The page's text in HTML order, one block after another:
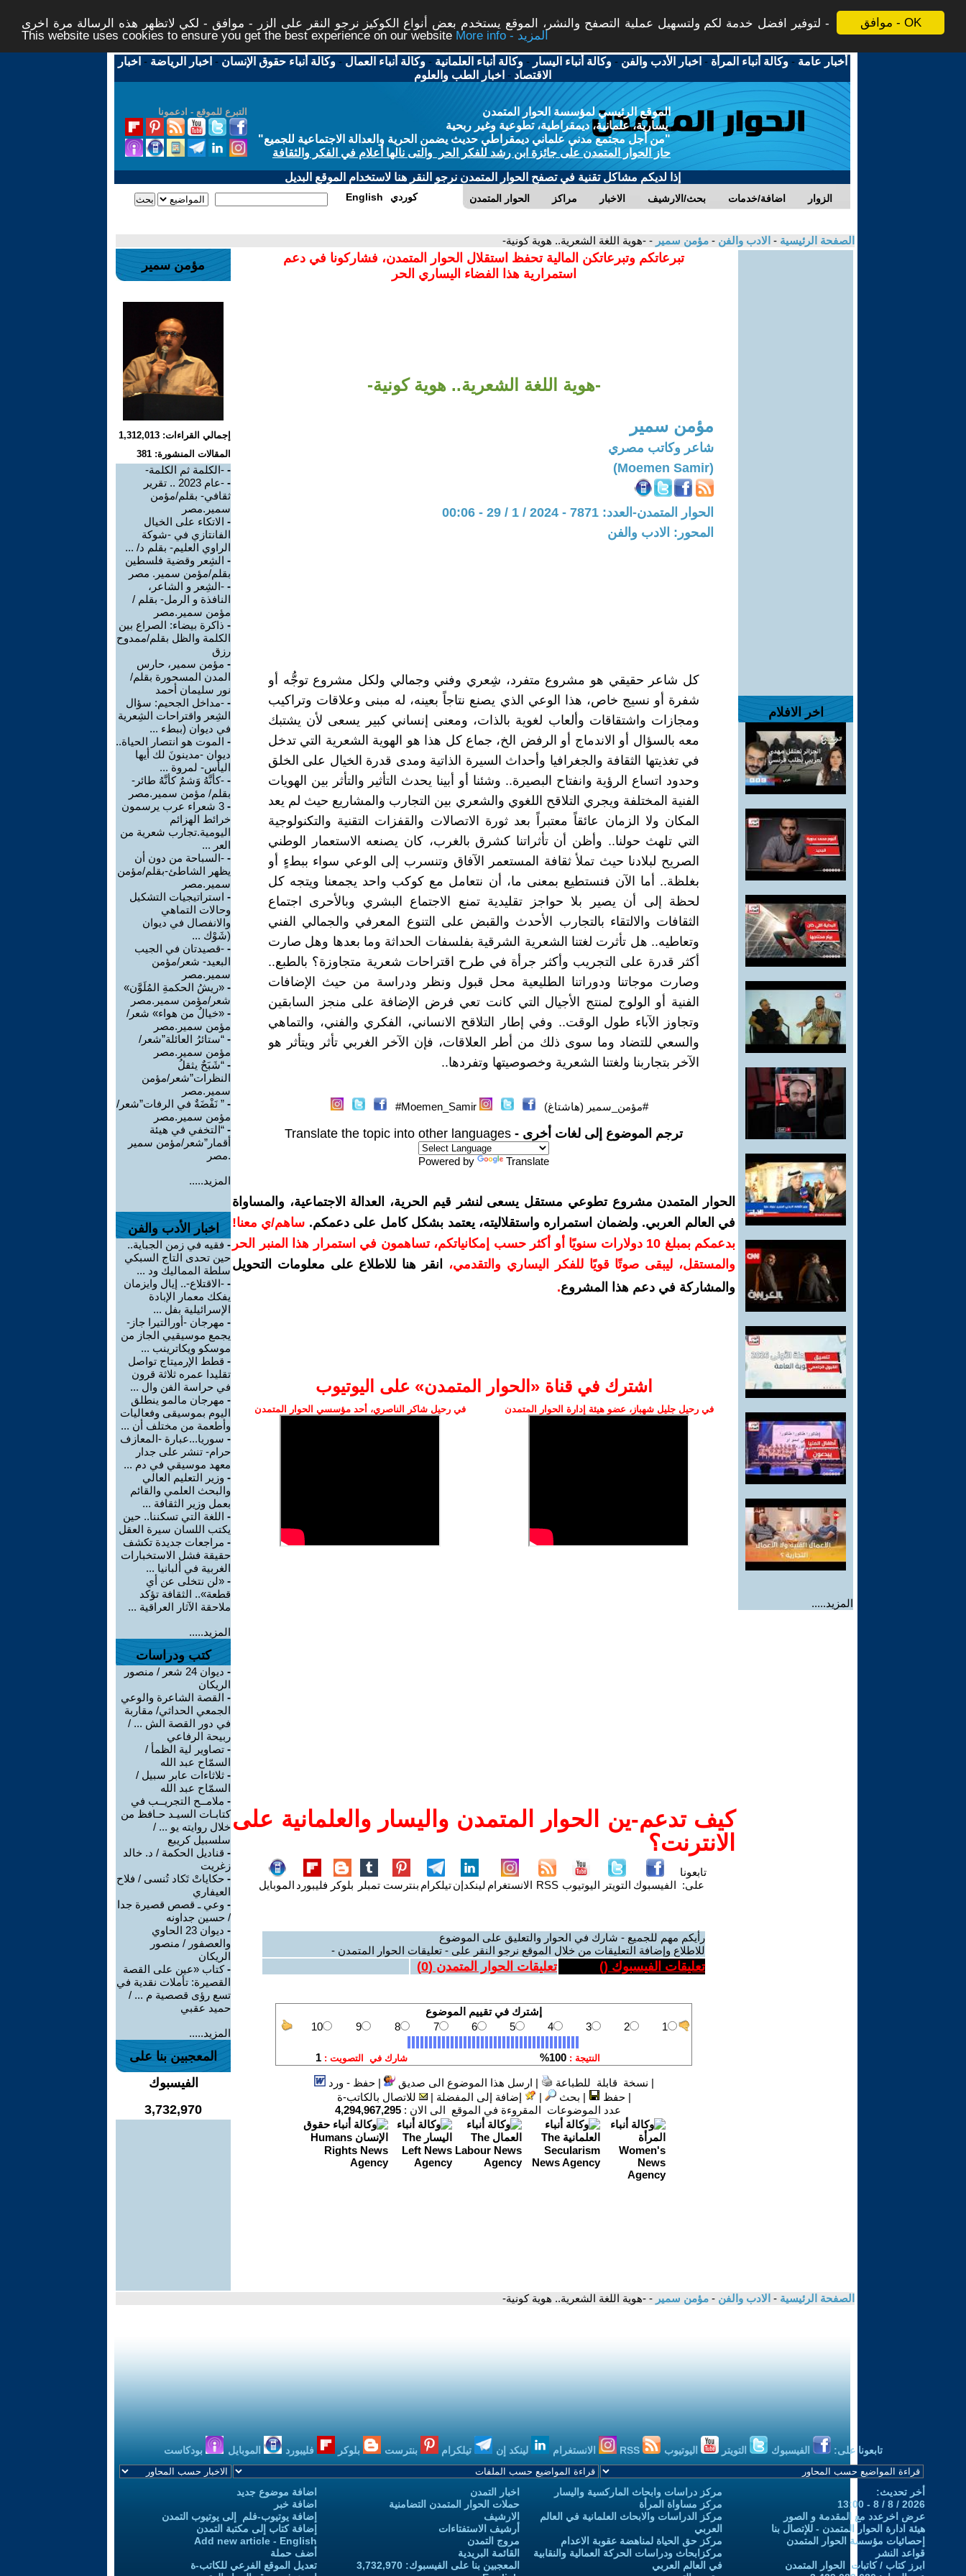
موافق - OK
لتوفير افضل خدمة لكم ولتسهيل عملية التصفح والنشر، الموقع يستخدم بعض أنواع الكوكيز نرجو النقر على الزر - موافق - لكي لاتظهر هذه الرسالة مرة اخرى -
This website uses cookies to ensure you get the best experience on our website
More info - المزيد
أخبار عامة -وكالة أنباء المرأة - اخبار الأدب والفن -وكالة أنباء اليسار -وكالة أنباء العلمانية -وكالة أنباء العمال -وكالة أنباء حقوق الإنسان - اخبار الرياضة - اخبار
الاقتصاد - اخبار الطب والعلوم
التبرع للموقع - ادعمونا
الموقع الرئيسي لمؤسسة الحوار المتمدن
يسارية، علمانية، ديمقراطية، تطوعية وغير ربحية
"من أجل مجتمع مدني علماني ديمقراطي حديث يضمن الحرية والعدالة الاجتماعية للجميع"
حاز الحوار المتمدن على جائزة ابن رشد للفكر الحر والتى نالها أعلام في الفكر والثقافة
إذا لديكم مشاكل تقنية في تصفح الحوار المتمدن نرجو النقر هنا لاستخدام الموقع البديل
الحوار المتمدن مراكز الاخبار بحث/الارشيف اضافة/خدمات الزوار English كوردي
الصفحة الرئيسية - الادب والفن - مؤمن سمير - -هوية اللغة الشعرية.. هوية كونية-
اخر الافلام
المزيد.....
تبرعاتكم وتبرعاتكن المالية تحفظ استقلال الحوار المتمدن، فشاركونا في دعم
استمرارية هذا الفضاء اليساري الحر
-هوية اللغة الشعرية.. هوية كونية-
مؤمن سمير
شاعر وكاتب مصري
(Moemen Samir)
الحوار المتمدن-العدد: 7871 - 2024 / 1 / 29 - 00:06
المحور: الادب والفن
كل شاعر حقيقي هو مشروع متفرد، شِعري وفني وجمالي ولكل مشروع توجُّه أو
شفرة أو نسيج خاص، هذا الوعي الذي يصنع نتاجاً بعينه، له مبنى وعلاقات وتراكيب
ومجازات واشتقاقات وألعاب لغوية بالذات، ومعنى إنساني كبير يسعى لأن يشتبك
معه بالسؤال أو الاندماج أو الرفض الخ، جماع كل هذا هو الهوية الشعرية التي تدخل
في تغذيتها الثقافة والجغرافيا وأحداث السيرة الذاتية ومدى قدرة الخيال على الخلق
وحدود اتساع الرؤية وانفتاح البصيرة.. وشئنا أو أبينا يحدث التأثير والتأثر بين الهويات
الفنية المختلفة ويجري التلاقح اللغوي والشعري بين التجارب والمشاريع حيث لم يعد
المكان ولا الزمان عائقاً معتبراً بعد ثورة الاتصالات والقفزات التقنية والتكنولوجية
التي تلهث حولنا.. وأظن أن تأثراتنا كشرق بالغرب، كان يصنعه الاستعمار الوطني
الصريح لبلادنا حيث تملأ ثقافة المستعمر الآفاق وتنسرب إلى الوعي سواء ببطءٍ أو
بغلظة.. أما الآن فنستطيع بمعنى ما، أن نتعامل مع كوكب واحد يجمعنا ويتجه كل
لحظة إلى أن يصير بلا حواجز تقليدية تمنع الاجتماع البشري وبالأحرى اجتماع
الثقافات والالتقاء بالتجارب الأحدث والقبض على التنوع المعرفي والجمالي الفني
وتعاطيه.. هل تأثرت لغتنا الشعرية الشرقية بفلسفات الحداثة وما بعدها وهل صارت
أكثر قدرة على التجريب وأكثر جرأة في طرح اقتراحات شعرية متجاوزة؟ بالطبع..
وصارت موجاتنا ودوراتنا الطليعية محل قبول ونظر ودراسة من حيث الإضافات
الفنية أو الولوج لمنتج الأجيال التي كانت تعي فرض الإضافة على منجز السابقين
وتجاوز الآباء طول الوقت.. وفي إطار التلاقح الانساني، الفكري والفني، والتماهي
والسعي للتضاد وما سوى ذلك من أطر العلاقات، فإن الآخر الغربي تأثر ويتأثر هو
الآخر بتجاربنا ولغتنا الشعرية وخصوصيتها وتفردها..
#مؤمن_سمير (هاشتاغ) Moemen_Samir#
ترجم الموضوع إلى لغات أخرى - Translate the topic into other languages
Powered by Translate
الحوار المتمدن مشروع تطوعي مستقل يسعى لنشر قيم الحرية، العدالة الاجتماعية، والمساواة
في العالم العربي. ولضمان استمراره واستقلاليته، يعتمد بشكل كامل على دعمكم. ساهم/ي معنا!
بدعمكم بمبلغ 10 دولارات سنويًا أو أكثر حسب إمكانياتكم، تساهمون في استمرار هذا المنبر الحر
والمستقل، ليبقى صوتًا قويًا للفكر اليساري والتقدمي،
انقر هنا للاطلاع على معلومات التحويل
والمشاركة في دعم هذا المشروع.
اشترك في قناة ‫«الحوار المتمدن» على اليوتيوب
في رحيل جليل شهباز، عضو هيئة إدارة الحوار المتمدن في رحيل شاكر الناصري، أحد مؤسسي الحوار المتمدن
كيف تدعم-ين الحوار المتمدن واليسار والعلمانية على
الانترنت؟
تابعونا
على: الفيسبوك التويتر اليوتيوب RSS الانستغرام لينكدإنتيلكرام بنترست تمبلر بلوكر فليبورد الموبايل
رأيكم مهم للجميع - شارك في الحوار والتعليق على الموضوع
للاطلاع وإضافة التعليقات من خلال الموقع نرجو النقر على - تعليقات الحوار المتمدن -
تعليقات الفيسبوك () تعليقات الحوار المتمدن (0
)
| نسخة قابلة للطباعة | ارسل هذا الموضوع الى صديق |حفظ - ورد
|حفظ | بحث | إضافة إلى المفضلة |
للاتصال بالكاتب-ة
عدد الموضوعات المقروءة في الموقع الى الان : 4,294,967,295
مؤمن سمير
إجمالي القراءات: 1,312,013
المقالات المنشورة: 381
- -الكلمة ثم الكلمة-
-
-عام 2023 .. تقرير
ثقافي- بقلم/مؤمن
سمير.مصر
- الاتكاء على الخيال
الفانتازي في -شوكة
الراوي العليم- بقلم د/ ...
- الشِعر وقضية فلسطين
بقلم/مؤمن سمير. مصر
- -الشِعر و الشاعر،
النافذة و الرمل- بقلم /
مؤمن سمير.مصر
- ذاكرة بيضاء: الصراع بين
الكلمة والظل بقلم/ممدوح
رزق
- مؤمن سمير، حارس
المدن المسحورة بقلم/
نور سليمان أحمد
- -مداخل الجحيم: سؤال
الشِعر واقتراحات الشِعرية
في ديوان (ببطء ...
- الموت هو انتصار الحياة..
ديوان -مدينونَ لك أيها
اليأس- لمروة ...
- -كأنَّهُ وَشمٌ كأنَّهُ طائر-
بقلم/ مؤمن سمير.مصر
-
3 شعراء عرب يرسمون
خرائط الهزائم
اليومية.تجارب شعرية من
العر ...
- -السباحة من دون أن
يظهر الشاطئ-بقلم/مؤمن
سمير.مصر
- استراتيجيات التشكيل
وحالات التماهي
والانفصال في ديوان
(شَوْك ...
- -قصيدتان في الجيب
البعيد- شعر/مؤمن
سمير.مصر
- «ريشُ الحكمةِ المُلَوَّن»
شعر/مؤمن سمير.مصر
- «خيالٌ من هواء» شعر/
مؤمن سمير.مصر
- “ستائرُ العائلة”شعر/
مؤمن سمير.مصر
- “شَبَحٌ يثقلُ
النظرات”شعر/مؤمن
سمير.مصر
- ” نَفْضَةٌ في الرفات”شعر/
مؤمن سمير.مصر
- “التخفي في هيئة
أقمار”شعر/مؤمن سمير
.مصر
المزيد.....
اخبار الأدب والفن
- فقيه في زمن الجباية..
حين تحدى التاج السبكي
سلطة المماليك ود ...
- -الاقتلاع-.. إيال وايزمان
يفكك معمار الإبادة
الإسرائيلية بفل ...
- مهرجان -أورالتيرا جاز-
يجمع موسيقيي الجاز من
موسكو ويكاترينب ...
- قطط الإرميتاج تواصل
تقليدا عمره ثلاثة قرون
في حراسة الفن وال ...
- مهرجان مالمو ينطلق
اليوم بموسيقى وفعاليات
وأطعمة من مختلف أن ...
- سوريا...عبارة -المعازف
حرام- تنشر على جدار
معهد موسيقي في دم ...
- وزير التعليم العالي
والبحث العلمي والقائم
بعمل وزير الثقافة ...
- اللغة التي تسكننا.. حين
يكتب اللسان سيرة العقل
- مراجعات جديدة تكشف
حقيقة فشل الاستخبارات
الغربية في ألبانيا ...
- «لن نتخلى عن أي
قطعة».. الثقافة تؤكد
ملاحقة الآثار العراقية ...
المزيد.....
كتب ودراسات
-
ديوان 24 شعر / منصور
الريكان
- القصة الشاعرة والوعي
الجمعي الحداثي/ مقاربة
في دور القصة الش ... /
ربيحة الرفاعي
- تصاوير لية الظمأ /
السمّاح عبد الله
- ثلاثاءات عابر سبيل /
السمّاح عبد الله
- ملامــح التجريــب في
كتابـات السيـد حـافظ من
خلال روايته يو ... /
سلسبيل كريبع
- قناديل الحكمة / د. خالد
زغريت
- حكاياتْ تَكاد تُنسى / فلاح
العيفاري
- وعي ـ قصص قصيرة جدا
/ حسين جداونه
-
ديوان 23 الحاوي
والعصفور / منصور
الريكان
-كتاب «عين على القصة
القصيرة: تأملات نقدية في
تسع رؤى قصصية م ... /
حميد عقبي
المزيد.....
المعجبين بنا على
الفيسبوك
3,732,970
الصفحة الرئيسية - الادب والفن - مؤمن سمير - -هوية اللغة الشعرية.. هوية كونية-
تابعونا على: الفيسبوك التويتر اليوتيوب الانستغرام لينكد إن تيلكرام بنترست بلوكر فليبورد الموبايل بودكاست
أخر تحديث:
2026 / 8 / 8 - 13:00
عرض اخرعدد مع المقدمة و الصور
هيئة ادارة الحوار المتمدن - للإتصال بنا
إحصائيات مؤسسة الحوار المتمدن
قواعد النشر
ابرز كتاب / كاتبات الحوار المتمدن
مركز دراسات وابحاث الماركسية واليسار
مركز مساواة المرأة
مركز الدراسات والابحاث العلمانية في العالم
العربي
مركز حق الحياة لمناهضة عقوبة الاعدام
مركزابحاث ودراسات الحركة العمالية والنقابية
في العالم العربي
اخبار التمدن
حملات الحوار المتمدن التضامنية
الارشيف
أرشيف الاستفتاءات
مروج التمدن
القائمة البريدية
المعجبين بنا على الفيسبوك: 3,732,970
اضافة موضوع جديد
اضافة خبر
إضافة يوتيوب-فلم إلى يوتيوب التمدن
إضافة كتاب إلى مكتبة التمدن
Add new article - English
أضف حملة
تعديل الموقع الفرعي للكاتب-ة